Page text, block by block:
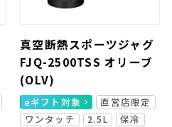
真空断熱スポーツジャグ
FJQ-2500TSS オリーブ
(OLV)
eギフト対象
直営店限定
ワンタッチ
2.5L
保冷